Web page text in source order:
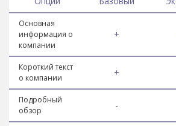
Основная
информация о
компании
+
Короткий текст
о компании
+
Подробный
обзор
-